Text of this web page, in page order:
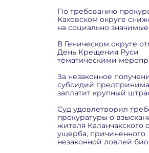
По требованию
Каховском округе
на социально
В Геническом округе
День Крещения Руси
тематическими
За незаконное
субсидий
заплатит крупный
Суд удовлетворил
прокуратуры о
жителя Каланчакского
ущерба, причиненного
незаконной ловлей